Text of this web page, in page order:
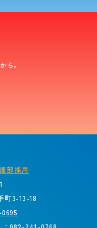
ら。
町3-13-18